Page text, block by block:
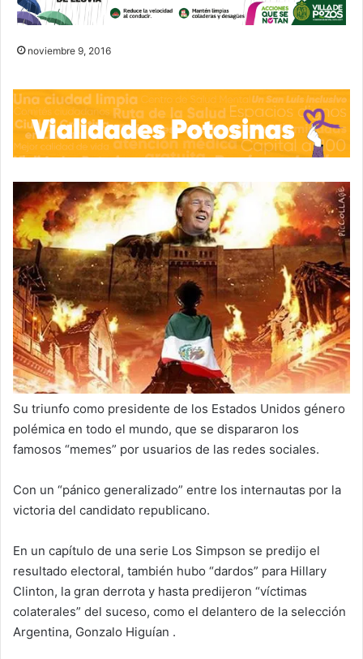
noviembre 9, 2016
Su triunfo como presidente de los Estados Unidos género
polémica en todo el mundo, que se dispararon los
famosos “memes” por usuarios de las redes sociales.
Con un “pánico generalizado” entre los internautas por la
victoria del candidato republicano.
En un capítulo de una serie Los Simpson se predijo el
resultado electoral, también hubo “dardos” para Hillary
Clinton, la gran derrota y hasta predijeron “víctimas
colaterales” del suceso, como el delantero de la selección
Argentina, Gonzalo Higuían .